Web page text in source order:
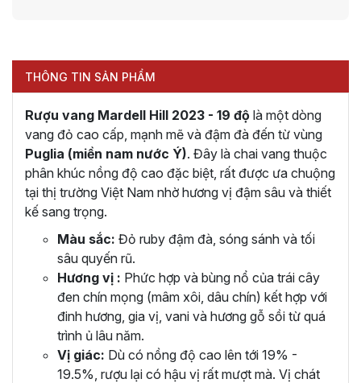
THÔNG TIN SẢN PHẨM
Rượu vang Mardell Hill 2023 - 19 độ là một dòng
vang đỏ cao cấp, mạnh mẽ và đậm đà đến từ vùng
Puglia (miền nam nước Ý). Đây là chai vang thuộc
phân khúc nồng độ cao đặc biệt, rất được ưa chuộng
tại thị trường Việt Nam nhờ hương vị đậm sâu và thiết
kế sang trọng.
Màu sắc: Đỏ ruby đậm đà, sóng sánh và tối
sâu quyến rũ.
Hương vị : Phức hợp và bùng nổ của trái cây
đen chín mọng (mâm xôi, dâu chín) kết hợp với
đinh hương, gia vị, vani và hương gỗ sồi từ quá
trình ủ lâu năm.
Vị giác: Dù có nồng độ cao lên tới 19% -
19.5%, rượu lại có hậu vị rất mượt mà. Vị chát